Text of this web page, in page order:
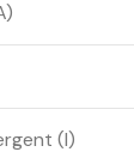
(l)